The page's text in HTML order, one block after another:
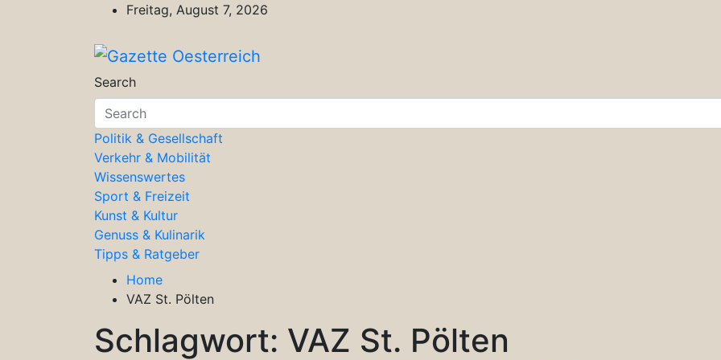
Freitag, August 7, 2026
Gazette Oesterreich
Magazin für Freizeit, Politik, Kultur & Wissenschaft
Search
Politik & Gesellschaft
Verkehr & Mobilität
Wissenswertes
Sport & Freizeit
Kunst & Kultur
Genuss & Kulinarik
Tipps & Ratgeber
Home
VAZ St. Pölten
Schlagwort: VAZ St. Pölten